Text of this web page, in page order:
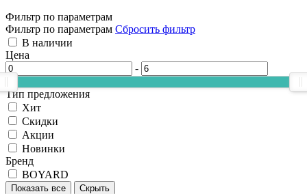
Фильтр по параметрам
Фильтр по параметрам Сбросить фильтр
В наличии
Цена
-
Тип предложения
Хит
Скидки
Акции
Новинки
Бренд
BOYARD
Показать все Скрыть